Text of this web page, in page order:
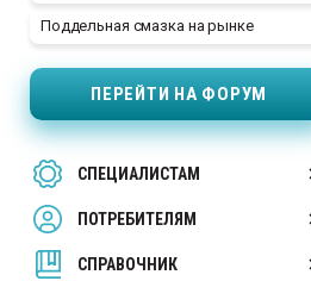
Поддельная смазка на рынке
ПЕРЕЙТИ НА ФОРУМ
СПЕЦИАЛИСТАМ
ПОТРЕБИТЕЛЯМ
СПРАВОЧНИК